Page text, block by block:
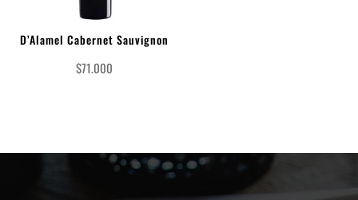
D’Alamel Cabernet Sauvignon
$71.000